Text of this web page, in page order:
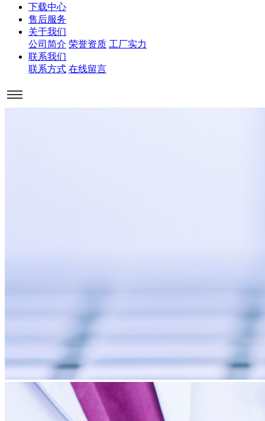
下载中心
售后服务
关于我们
公司简介 荣誉资质 工厂实力
联系我们
联系方式 在线留言